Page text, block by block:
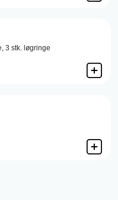
3 stk. løgringe